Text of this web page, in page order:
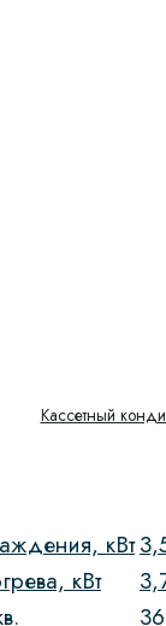
Кассетный
кВт
кВт
36